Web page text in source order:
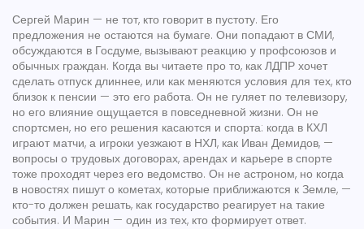
Сергей Марин — не тот, кто говорит в пустоту. Его
предложения не остаются на бумаге. Они попадают в СМИ,
обсуждаются в Госдуме, вызывают реакцию у профсоюзов и
обычных граждан. Когда вы читаете про то, как ЛДПР хочет
сделать отпуск длиннее, или как меняются условия для тех, кто
близок к пенсии — это его работа. Он не гуляет по телевизору,
но его влияние ощущается в повседневной жизни. Он не
спортсмен, но его решения касаются и спорта: когда в КХЛ
играют матчи, а игроки уезжают в НХЛ, как Иван Демидов, —
вопросы о трудовых договорах, арендах и карьере в спорте
тоже проходят через его ведомство. Он не астроном, но когда
в новостях пишут о кометах, которые приближаются к Земле, —
кто-то должен решать, как государство реагирует на такие
события. И Марин — один из тех, кто формирует ответ.